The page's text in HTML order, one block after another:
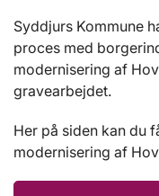
Syddjurs Kommune
proces med
modernisering af
gravearbejdet.
Her på siden kan du
modernisering af